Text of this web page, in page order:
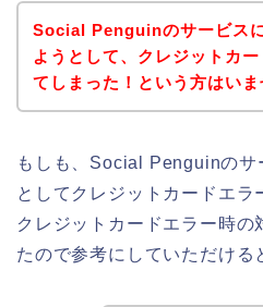
Social Penguinのサービス
ようとして、クレジットカ
てしまった！という方はいま
もしも、Social Penguinのサ
としてクレジットカードエラ
クレジットカードエラー時の
たので参考にしていただける